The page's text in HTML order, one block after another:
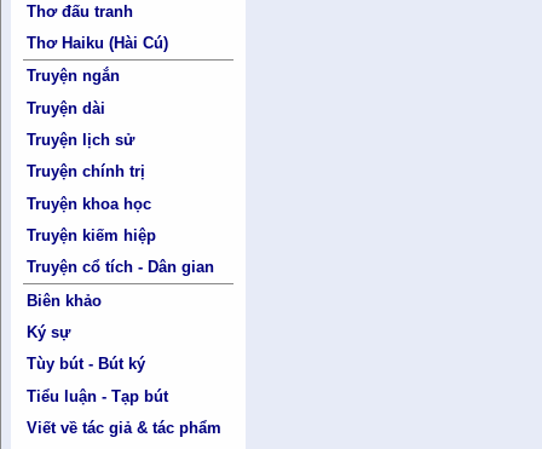
Thơ đấu tranh
Thơ Haiku (Hài Cú)
Truyện ngắn
Truyện dài
Truyện lịch sử
Truyện chính trị
Truyện khoa học
Truyện kiếm hiệp
Truyện cổ tích - Dân gian
Biên khảo
Ký sự
Tùy bút - Bút ký
Tiểu luận - Tạp bút
Viết về tác giả & tác phẩm